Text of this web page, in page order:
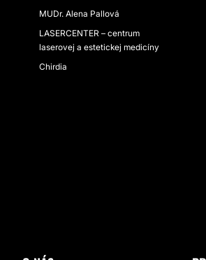
MUDr. Alena Pallová
LASERCENTER – centrum
laserovej a estetickej medicíny
Chirdia